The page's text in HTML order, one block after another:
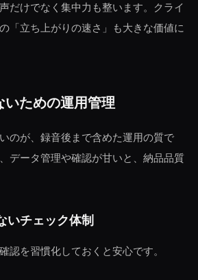
だけでなく集中力も整います。クライ
「立ち上がりの速さ」も大きな価値に
いための運用管理
のが、録音後まで含めた運用の質で
データ管理や確認が甘いと、納品品質
いチェック体制
認を習慣化しておくと安心です。